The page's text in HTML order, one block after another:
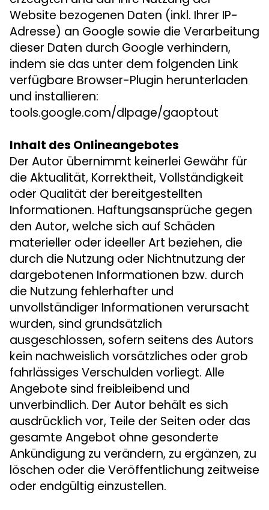
Website bezogenen Daten (inkl. Ihrer IP-
Adresse) an Google sowie die Verarbeitung
dieser Daten durch Google verhindern,
indem sie das unter dem folgenden Link
verfügbare Browser-Plugin herunterladen
und installieren:
tools.google.com/dlpage/gaoptout
Inhalt des Onlineangebotes
Der Autor übernimmt keinerlei Gewähr für
die Aktualität, Korrektheit, Vollständigkeit
oder Qualität der bereitgestellten
Informationen. Haftungsansprüche gegen
den Autor, welche sich auf Schäden
materieller oder ideeller Art beziehen, die
durch die Nutzung oder Nichtnutzung der
dargebotenen Informationen bzw. durch
die Nutzung fehlerhafter und
unvollständiger Informationen verursacht
wurden, sind grundsätzlich
ausgeschlossen, sofern seitens des Autors
kein nachweislich vorsätzliches oder grob
fahrlässiges Verschulden vorliegt. Alle
Angebote sind freibleibend und
unverbindlich. Der Autor behält es sich
ausdrücklich vor, Teile der Seiten oder das
gesamte Angebot ohne gesonderte
Ankündigung zu verändern, zu ergänzen, zu
löschen oder die Veröffentlichung zeitweise
oder endgültig einzustellen.